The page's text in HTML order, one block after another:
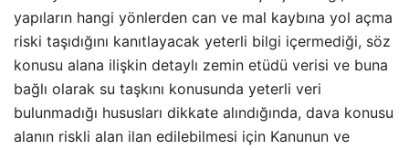
yapıların hangi yönlerden can ve mal kaybına yol açma
riski taşıdığını kanıtlayacak yeterli bilgi içermediği, söz
konusu alana ilişkin detaylı zemin etüdü verisi ve buna
bağlı olarak su taşkını konusunda yeterli veri
bulunmadığı hususları dikkate alındığında, dava konusu
alanın riskli alan ilan edilebilmesi için Kanunun ve